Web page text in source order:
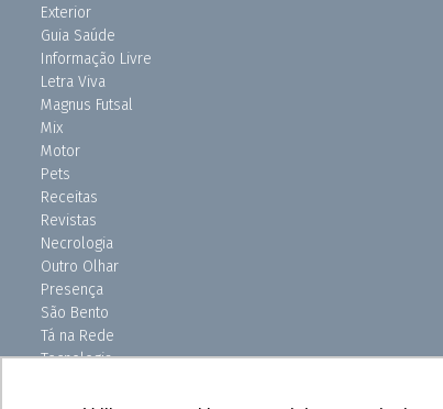
Exterior
Guia Saúde
Informação Livre
Letra Viva
Magnus Futsal
Mix
Motor
Pets
Receitas
Revistas
Necrologia
Outro Olhar
Presença
São Bento
Tá na Rede
Tecnologia
Uniso Ciência